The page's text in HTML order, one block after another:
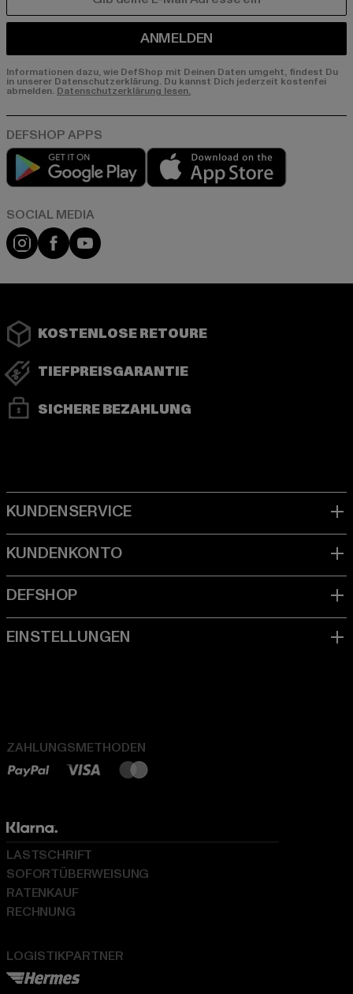
ANMELDEN
Informationen dazu, wie DefShop mit Deinen Daten umgeht, findest Du
in unserer Datenschutzerklärung. Du kannst Dich jederzeit kostenfei
abmelden. Datenschutzerklärung lesen.
Play market
Instagram
FacebookYouTube
KOSTENLOSE RETOURE
TIEFPREISGARANTIE
SICHERE BEZAHLUNG
ZAHLUNGSMETHODEN
LOGISTIKPARTNER
LASTSCHRIFT
SOFORTÜBERWEISUNG
RATENKAUF
RECHNUNG